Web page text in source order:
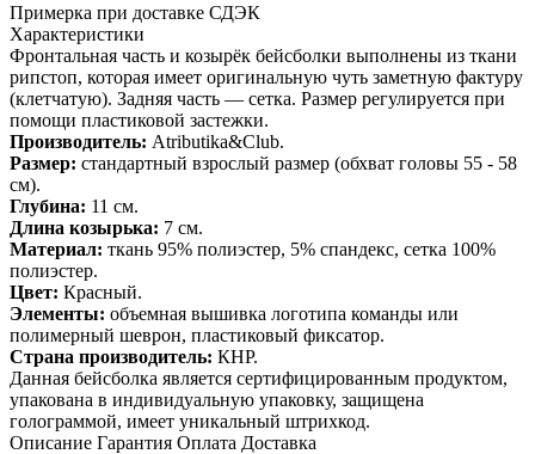
Примерка при доставке СДЭК
Характеристики
Фронтальная часть и козырёк бейсболки выполнены из ткани
рипстоп, которая имеет оригинальную чуть заметную фактуру
(клетчатую). Задняя часть — сетка. Размер регулируется при
помощи пластиковой застежки.
Производитель: Atributika&Club.
Размер: стандартный взрослый размер (обхват головы 55 - 58
см).
Глубина: 11 см.
Длина козырька: 7 см.
Материал: ткань 95% полиэстер, 5% спандекс, сетка 100%
полиэстер.
Цвет: Красный.
Элементы: объемная вышивка логотипа команды или
полимерный шеврон, пластиковый фиксатор.
Страна производитель: КНР.
Данная бейсболка является сертифицированным продуктом,
упакована в индивидуальную упаковку, защищена
голограммой, имеет уникальный штрихкод.
Описание Гарантия Оплата Доставка